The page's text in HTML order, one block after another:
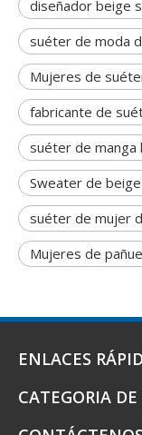
diseñador beige
suéter de moda
Mujeres de
fabricante de
suéter de manga
Sweater de
suéter de mujer
Mujeres de
ENLACES
CATEGORIA